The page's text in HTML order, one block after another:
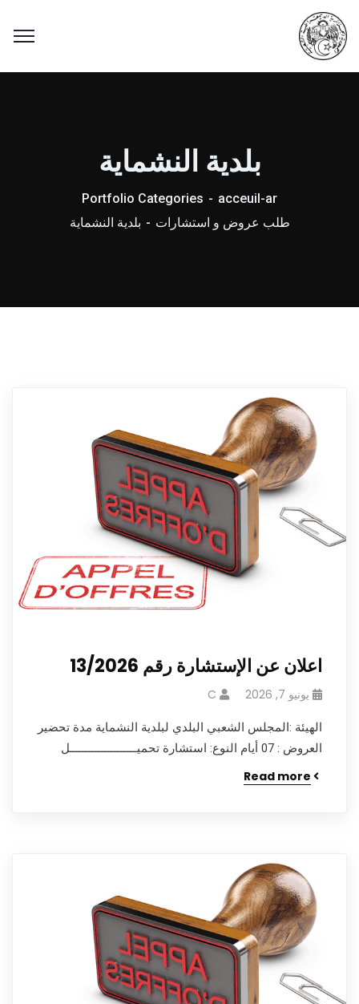
بلدية النشماية
acceuil-ar
Portfolio Categories
طلب عروض و استشارات
بلدية النشماية
اعلان عن الإستشارة رقم 13/2026
يونيو 7, 2026 C
الهيئة :المجلس الشعبي البلدي لبلدية النشماية مدة تحضير
العروض : 07 أيام النوع: استشارة تحميـــــــــــــــــــــل
Read more